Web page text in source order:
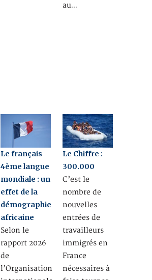
au…
Le français
4ème langue
mondiale : un
effet de la
démographie
africaine
Selon le
rapport 2026
de
l’Organisation
Le Chiffre :
300.000
C’est le
nombre de
nouvelles
entrées de
travailleurs
immigrés en
France
nécessaires à